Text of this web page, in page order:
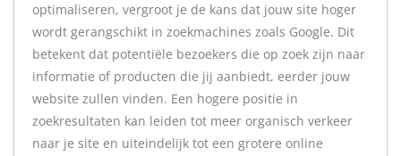
optimaliseren, vergroot je de kans dat jouw site hoger
wordt gerangschikt in zoekmachines zoals Google. Dit
betekent dat potentiële bezoekers die op zoek zijn naar
informatie of producten die jij aanbiedt, eerder jouw
website zullen vinden. Een hogere positie in
zoekresultaten kan leiden tot meer organisch verkeer
naar je site en uiteindelijk tot een grotere online